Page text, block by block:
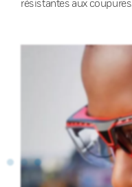
résistantes aux coupures.